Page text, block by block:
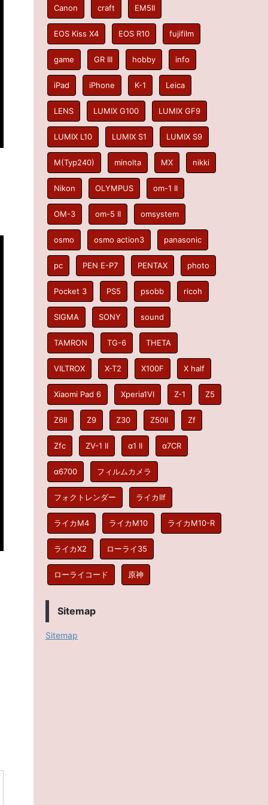
Canon craft EM5II
EOS Kiss X4 EOS R10 fujifilm
game GR III hobby info
iPad iPhone K-1 Leica
LENS LUMIX G100 LUMIX GF9
LUMIX L10 LUMIX S1 LUMIX S9
M(Typ240) minolta MX nikki
Nikon OLYMPUS om-1 II
OM-3 om-5 II omsystem
osmo osmo action3 panasonic
pc PEN E-P7 PENTAX photo
Pocket 3 PS5 psobb ricoh
SIGMA SONY sound
TAMRON TG-6 THETA
VILTROX X-T2 X100F X half
Xiaomi Pad 6 Xperia1VI Z-1 Z5
Z6II Z9 Z30 Z50II Zf
Zfc ZV-1 II α1 II α7CR
α6700 フィルムカメラ
フォクトレンダー ライカIIf
ライカM4 ライカM10 ライカM10-R
ライカX2 ローライ35
ローライコード 原神
Sitemap
Sitemap